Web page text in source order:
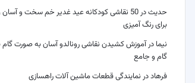
حدیثدر
50 نقاشی کودکانه عید غدیر خم سخت و آسان
برای رنگ آمیزی
نیما درآموزش کشیدن نقاشی رونالدو آسان به صورت گام
گام و جامع
فرهاددر نمایندگی قطعات ماشین آلات راهسازی